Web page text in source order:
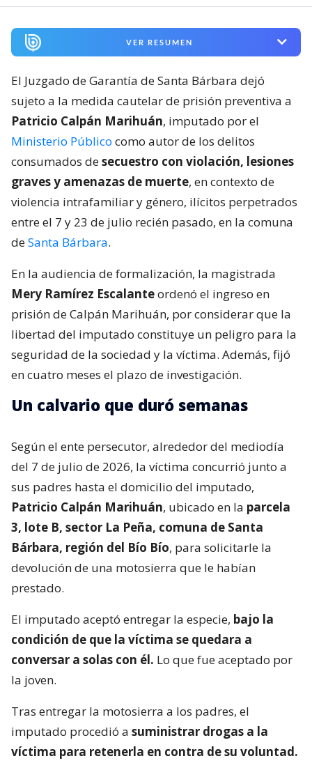
VER RESUMEN
El Juzgado de Garantía de Santa Bárbara dejó
sujeto a la medida cautelar de prisión preventiva a
Patricio Calpán Marihuán, imputado por el
Ministerio Público como autor de los delitos
consumados desecuestro con violación, lesiones
graves y amenazas de muerte, en contexto de
violencia intrafamiliar y género, ilícitos perpetrados
entre el 7 y 23 de julio recién pasado, en la comuna
deSanta Bárbara.
En la audiencia de formalización, la magistrada
Mery Ramírez Escalanteordenó el ingreso en
prisión de Calpán Marihuán, por considerar que la
libertad del imputado constituye un peligro para la
seguridad de la sociedad y la víctima. Además, fijó
en cuatro meses el plazo de investigación.
Un calvario que duró semanas
Según el ente persecutor, alrededor del mediodía
del 7 de julio de 2026, la víctima concurrió junto a
sus padres hasta el domicilio del imputado,
Patricio Calpán Marihuán, ubicado en la parcela
3, lote B, sector La Peña, comuna de Santa
Bárbara, región del Bío Bío, para solicitarle la
devolución de una motosierra que le habían
prestado.
El imputado aceptó entregar la especie, bajo la
condición de que la víctima se quedara a
conversar a solas con él. Lo que fue aceptado por
la joven.
Tras entregar la motosierra a los padres, el
imputado procedió a suministrar drogas a la
víctima para retenerla en contra de su voluntad.